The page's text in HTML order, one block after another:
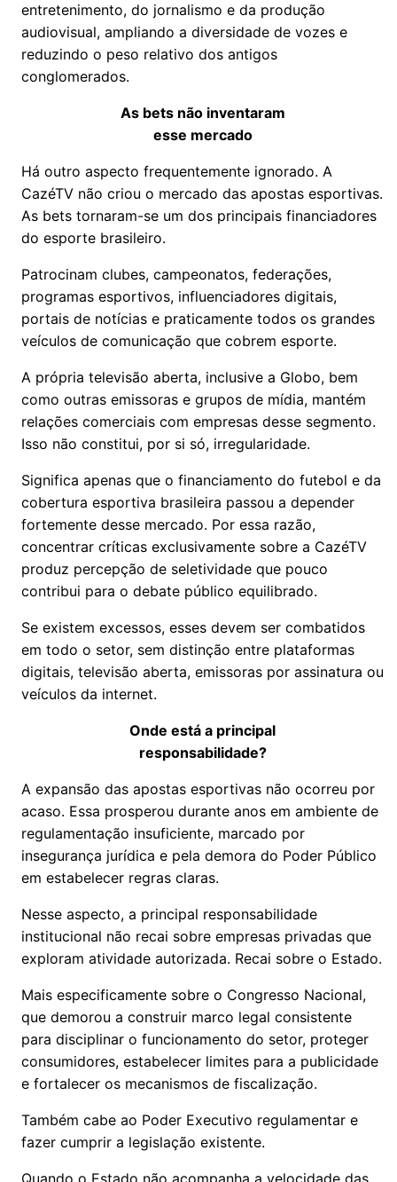
entretenimento, do jornalismo e da produção
audiovisual, ampliando a diversidade de vozes e
reduzindo o peso relativo dos antigos
conglomerados.
As bets não inventaram
esse mercado
Há outro aspecto frequentemente ignorado. A
CazéTV não criou o mercado das apostas esportivas.
As bets tornaram-se um dos principais financiadores
do esporte brasileiro.
Patrocinam clubes, campeonatos, federações,
programas esportivos, influenciadores digitais,
portais de notícias e praticamente todos os grandes
veículos de comunicação que cobrem esporte.
A própria televisão aberta, inclusive a Globo, bem
como outras emissoras e grupos de mídia, mantém
relações comerciais com empresas desse segmento.
Isso não constitui, por si só, irregularidade.
Significa apenas que o financiamento do futebol e da
cobertura esportiva brasileira passou a depender
fortemente desse mercado. Por essa razão,
concentrar críticas exclusivamente sobre a CazéTV
produz percepção de seletividade que pouco
contribui para o debate público equilibrado.
Se existem excessos, esses devem ser combatidos
em todo o setor, sem distinção entre plataformas
digitais, televisão aberta, emissoras por assinatura ou
veículos da internet.
Onde está a principal
responsabilidade?
A expansão das apostas esportivas não ocorreu por
acaso. Essa prosperou durante anos em ambiente de
regulamentação insuficiente, marcado por
insegurança jurídica e pela demora do Poder Público
em estabelecer regras claras.
Nesse aspecto, a principal responsabilidade
institucional não recai sobre empresas privadas que
exploram atividade autorizada. Recai sobre o Estado.
Mais especificamente sobre o Congresso Nacional,
que demorou a construir marco legal consistente
para disciplinar o funcionamento do setor, proteger
consumidores, estabelecer limites para a publicidade
e fortalecer os mecanismos de fiscalização.
Também cabe ao Poder Executivo regulamentar e
fazer cumprir a legislação existente.
Quando o Estado não acompanha a velocidade das